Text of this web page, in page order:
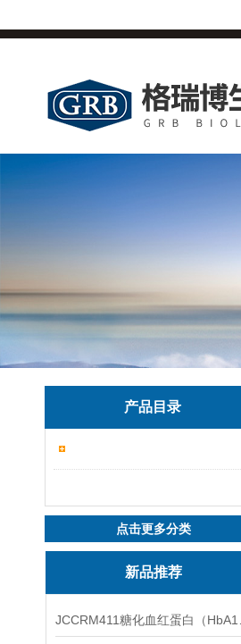
产品目录
点击更多分类
新品推荐